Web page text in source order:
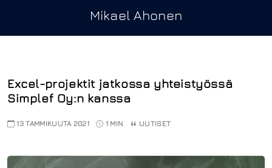
Mikael Ahonen
Excel-projektit jatkossa yhteistyössä
Simplef Oy:n kanssa
13 TAMMIKUUTA 2021 1 MIN UUTISET